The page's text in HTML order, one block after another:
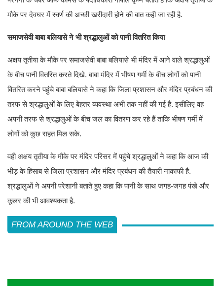
मौके पर देवघर में स्वर्ण की अच्छी खरीदारी होने की बात कही जा रही है.
समाजसेवी बाबा बलियासे ने भी श्रद्धालुओं को पानी वितरित किया
अक्षय तृतीया के मौके पर समाजसेवी बाबा बलियासे भी मंदिर में आने वाले श्रद्धालुओं
के बीच पानी वितरित करते दिखे. बाबा मंदिर में भीषण गर्मी के बीच लोगों को पानी
वितरित करने पहुंचे बाबा बलियासे ने कहा कि जिला प्रशासन और मंदिर प्रबंधन की
तरफ से श्रद्धालुओं के लिए बेहतर व्यवस्था अभी तक नहीं की गई है. इसीलिए वह
अपनी तरफ से श्रद्धालुओं के बीच जल का वितरण कर रहे हैं ताकि भीषण गर्मी में
लोगों को कुछ राहत मिल सके.
वही अक्षय तृतीया के मौके पर मंदिर परिसर में पहुंचे श्रद्धालुओं ने कहा कि आज की
भीड़ के हिसाब से जिला प्रशासन और मंदिर प्रबंधन की तैयारी नाकाफी है.
श्रद्धालुओं ने अपनी परेशानी बताते हुए कहा कि पानी के साथ जगह-जगह पंखे और
कूलर की भी आवश्यकता है.
FROM AROUND THE WEB